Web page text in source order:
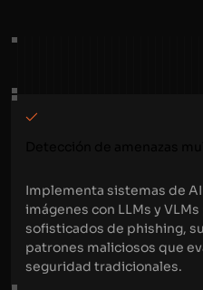
Implementa sistemas de
imágenes con LLMs y
sofisticados de phishing,
patrones maliciosos que
seguridad tradicionales.